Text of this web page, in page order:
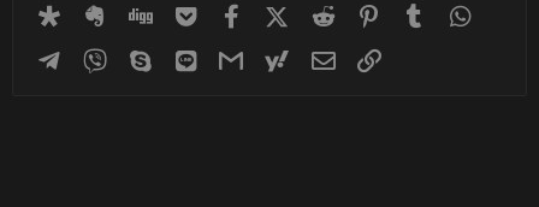
DiasporaEvernoteDigg GetpocketFacebookX (Twitter)
Reddit PinterestTumblr
Telegram
Viber Skype Line GmailyahoomailЭлектронная почта